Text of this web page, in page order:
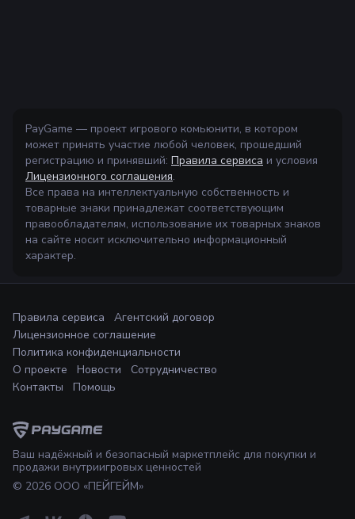
PayGame — проект игрового комьюнити, в котором
может принять участие любой человек, прошедший
регистрацию и принявший: Правила сервиса и условия
Лицензионного соглашения.
Все права на интеллектуальную собственность и
товарные знаки принадлежат соответствующим
правообладателям, использование их товарных знаков
на сайте носит исключительно информационный
характер.
Ваш надёжный и безопасный маркетплейс для покупки и
продажи внутриигровых ценностей
© 2026 ООО «ПЕЙГЕЙМ»
Правила сервиса
Агентский договор
Лицензионное соглашение
Политика конфиденциальности
О проекте
Новости
Сотрудничество
Контакты
Помощь